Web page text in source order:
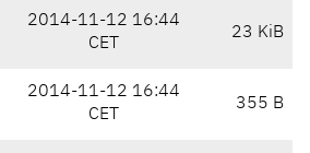
2014-11-12 16:44
CET
23 KiB
2014-11-12 16:44
CET
355 B